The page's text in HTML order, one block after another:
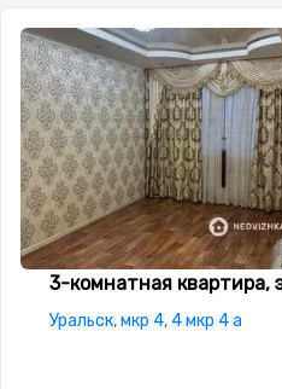
3-комнатная квартира,
Уральск, мкр 4, 4 мкр 4 а